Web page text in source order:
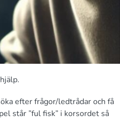
efter frågor/ledtrådar och få
står ”ful fisk” i korsordet så